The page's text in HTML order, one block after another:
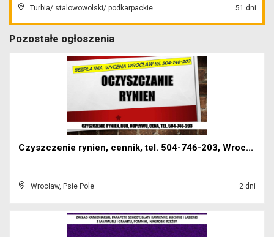
Turbia/ stalowowolski/ podkarpackie 51 dni
Pozostałe ogłoszenia
Czyszczenie rynien, cennik, tel. 504-746-203, Wroc...
Wrocław, Psie Pole 2 dni